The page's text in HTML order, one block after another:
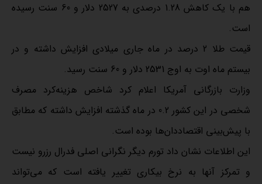
هم با یک کاهش 1.28 درصدی به 2527 دلار و 60 سنت رسیده
است.
قیمت طلا 2 درصد در ماه جاری میلادی افزایش داشته و در
بیستم ماه اوت به اوج 2531 دلار و 60 سنت رسید.
وزارت بازرگانی آمریکا اعلام کرد شاخص هزینه‌کرد مصرف
شخصی در این کشور 0.2 در ماه گذشته افزایش داشته که مطابق
با پیش‌بینی اقتصاددان‌ها بوده است.
این اطلاعات نشان داد تورم دیگر نگرانی اصلی فدرال رزرو نیست
و تمرکز آنها به نرخ بیکاری تغییر یافته است که می‌تواند